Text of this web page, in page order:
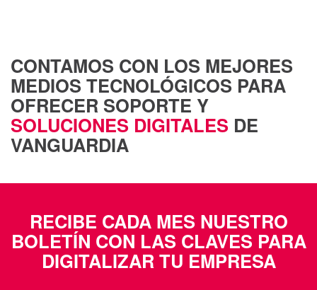
CONTAMOS CON LOS MEJORES
MEDIOS TECNOLÓGICOS PARA
OFRECER SOPORTE Y
SOLUCIONES DIGITALES DE
VANGUARDIA
RECIBE CADA MES NUESTRO
BOLETÍN CON LAS CLAVES PARA
DIGITALIZAR TU EMPRESA